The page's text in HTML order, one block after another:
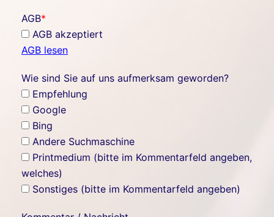
AGB*
AGB akzeptiert
AGB lesen
Wie sind Sie auf uns aufmerksam geworden?
Empfehlung
Google
Bing
Andere Suchmaschine
Printmedium (bitte im Kommentarfeld angeben,
welches)
Sonstiges (bitte im Kommentarfeld angeben)